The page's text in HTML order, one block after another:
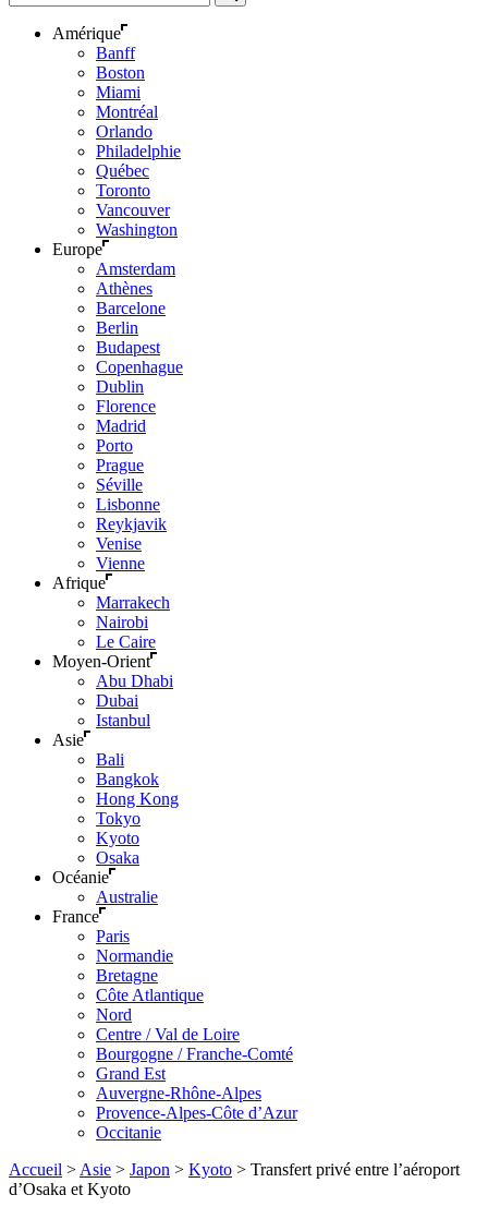
Amérique
Banff
Boston
Miami
Montréal
Orlando
Philadelphie
Québec
Toronto
Vancouver
Washington
Europe
Amsterdam
Athènes
Barcelone
Berlin
Budapest
Copenhague
Dublin
Florence
Madrid
Porto
Prague
Séville
Lisbonne
Reykjavik
Venise
Vienne
Afrique
Marrakech
Nairobi
Le Caire
Moyen-Orient
Abu Dhabi
Dubai
Istanbul
Asie
Bali
Bangkok
Hong Kong
Tokyo
Kyoto
Osaka
Océanie
Australie
France
Paris
Normandie
Bretagne
Côte Atlantique
Nord
Centre / Val de Loire
Bourgogne / Franche-Comté
Grand Est
Auvergne-Rhône-Alpes
Provence-Alpes-Côte d’Azur
Occitanie
Accueil > Asie > Japon > Kyoto > Transfert privé entre l’aéroport
d’Osaka et Kyoto